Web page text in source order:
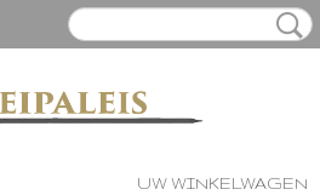
UW WINKELWAGEN